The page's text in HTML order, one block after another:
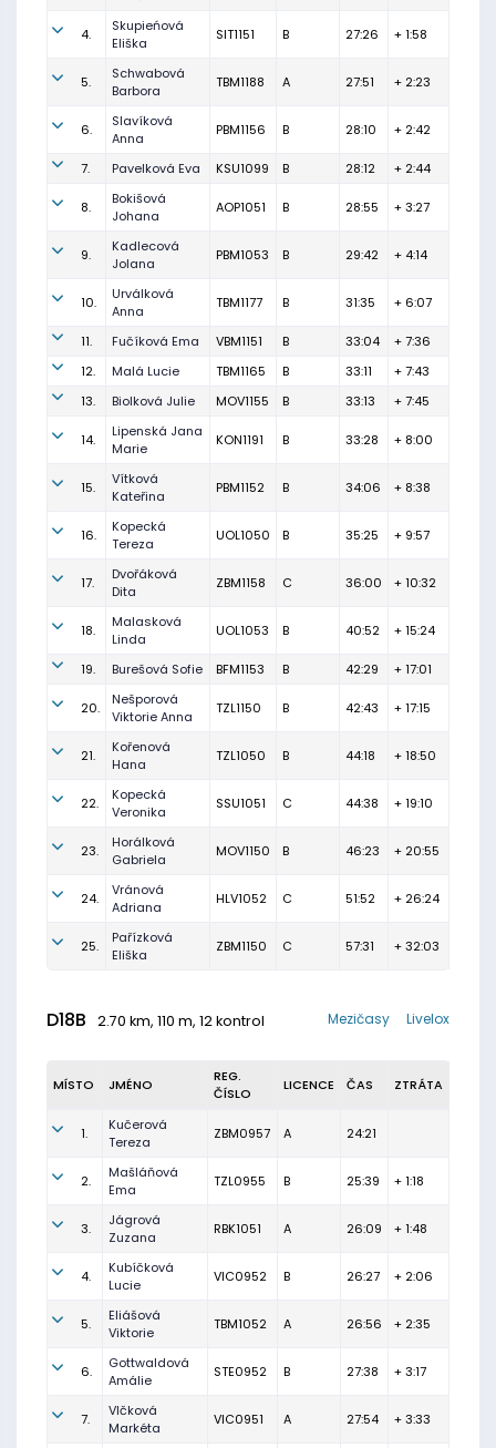
4.
Skupieńová
Eliška
SIT1151 B 27:26 + 1:58
5.
Schwabová
Barbora
TBM1188 A 27:51 + 2:23
6.
Slavíková
Anna
PBM1156 B 28:10 + 2:42
7. Pavelková Eva KSU1099 B 28:12 + 2:44
8.
Bokišová
Johana
AOP1051 B 28:55 + 3:27
9.
Kadlecová
Jolana
PBM1053 B 29:42 + 4:14
10.
Urválková
Anna
TBM1177 B 31:35 + 6:07
11. Fučíková Ema VBM1151 B 33:04
+ 7:36
12.
Malá Lucie TBM1165 B 33:11
+ 7:43
13.
Biolková Julie MOV1155 B 33:13 + 7:45
14.
Lipenská Jana
Marie
KON1191 B 33:28 + 8:00
15.
Vítková
Kateřina
PBM1152 B 34:06 + 8:38
16.
Kopecká
Tereza
UOL1050 B 35:25 + 9:57
17.
Dvořáková
Dita
ZBM1158 C 36:00 + 10:32
18.
Malasková
Linda
UOL1053 B 40:52 + 15:24
19. Burešová Sofie BFM1153 B 42:29 + 17:01
20.
Nešporová
Viktorie Anna
TZL1150 B 42:43 + 17:15
21.
Kořenová
Hana
TZL1050 B 44:18 + 18:50
22.
Kopecká
Veronika
SSU1051 C 44:38 + 19:10
23.
Horálková
Gabriela
MOV1150 B 46:23 + 20:55
24.
Vránová
Adriana
HLV1052 C 51:52 + 26:24
25.
Pařízková
Eliška
ZBM1150 C 57:31 + 32:03
D18B 2.70 km, 110 m, 12 kontrol Livelox
Mezičasy
MÍSTO JMÉNO
REG.
ČÍSLO
LICENCE ČAS ZTRÁTA
1.
Kučerová
Tereza
ZBM0957 A 24:21
2.
Mašláňová
Ema
TZL0955 B 25:39 + 1:18
3.
Jágrová
Zuzana
RBK1051 A 26:09 + 1:48
4.
Kubíčková
Lucie
VIC0952 B 26:27 + 2:06
5.
Eliášová
Viktorie
TBM1052 A 26:56 + 2:35
6.
Gottwaldová
Amálie
STE0952 B 27:38 + 3:17
7.
Vlčková
Markéta
VIC0951 A 27:54 + 3:33